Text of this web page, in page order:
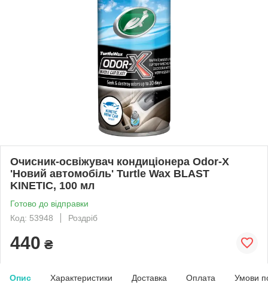
Очисник-освіжувач кондиціонера Odor-X
'Новий автомобіль' Turtle Wax BLAST
KINETIC, 100 мл
Готово до відправки
Код: 53948
Роздріб
440 ₴
Опис Характеристики Доставка Оплата Умови